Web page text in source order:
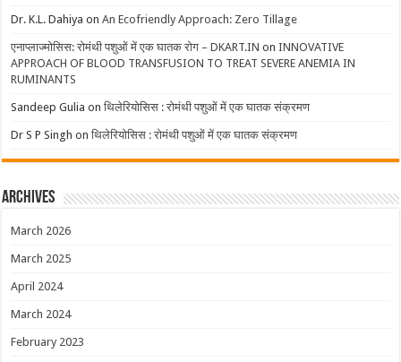
Dr. K.L. Dahiya onAn Ecofriendly Approach: Zero Tillage
एनाप्लाज्मोसिस: रोमंथी पशुओं में एक घातक रोग – DKART.IN onINNOVATIVE
APPROACH OF BLOOD TRANSFUSION TO TREAT SEVERE ANEMIA IN
RUMINANTS
Sandeep Gulia onथिलेरियोसिस : रोमंथी पशुओं में एक घातक संक्रमण
Dr S P Singh onथिलेरियोसिस : रोमंथी पशुओं में एक घातक संक्रमण
Archives
March 2026
March 2025
April 2024
March 2024
February 2023